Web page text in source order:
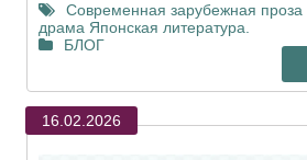
Современная зарубежная проза
драма Японская литература.
БЛОГ
16.02.2026